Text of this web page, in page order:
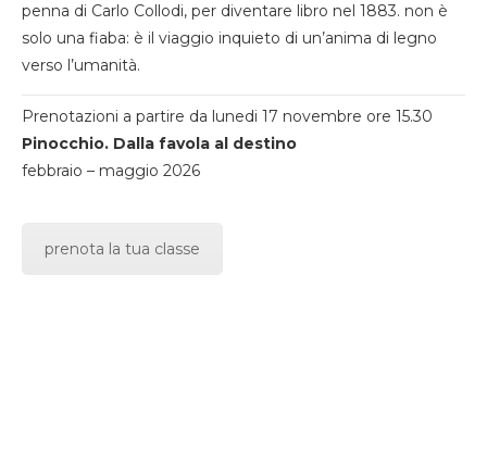
penna di Carlo Collodi, per diventare libro nel 1883. non è
solo una fiaba: è il viaggio inquieto di un’anima di legno
verso l’umanità.
Prenotazioni a partire da lunedi 17 novembre ore 15.30
Pinocchio. Dalla favola al destino
febbraio – maggio 2026
prenota la tua classe